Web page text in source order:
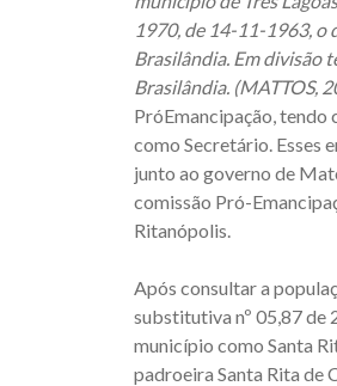
1970, de 14-11-1963, o
Brasilândia. Em divisão
Brasilândia. (MATTOS,
PróEmancipação, tendo
como Secretário. Esses
junto ao governo de
comissão Pró-
Ritanópolis.
Após consultar a
substitutiva nº 05,87 de
município como Santa
padroeira Santa Rita de